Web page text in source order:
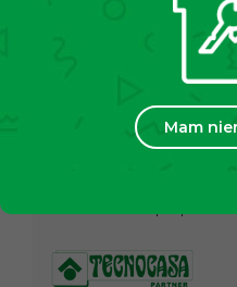
Mam
Treść niniejszego
handlowej w rozumieniu
Poproś o informacje